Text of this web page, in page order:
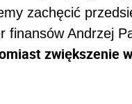
zachęcić
finansów Andrzej
zwiększenie